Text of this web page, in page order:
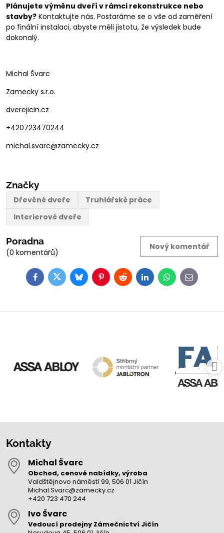
Plánujete výměnu dveří v rámci rekonstrukce nebo
stavby? Kontaktujte nás. Postaráme se o vše od zaměření
po finální instalaci, abyste měli jistotu, že výsledek bude
dokonalý.
Michal Švarc
Zamecky s.r.o.
dverejicin.cz
+420723470244
michal.svarc@zamecky.cz
Značky
Dřevěné dveře
Truhlářské práce
Interierové dveře
Poradna
(0 komentářů)
Nový komentář
FacebookTwitterBlueskyPinterestRedditLinkedInWhatsApp
E-
mail
Kontakty
Michal Švarc
Obchod, cenové nabídky, výroba
Valdštějnovo náměstí 99, 506 01 Jičín
Michal.Svarc@zamecky.cz
+420 723 470 244
Ivo Švarc
Vedoucí prodejny Zámečnictví Jičín